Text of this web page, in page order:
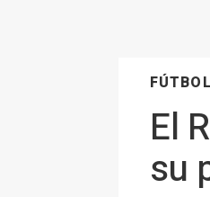
FÚTBOL
El
su